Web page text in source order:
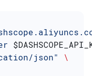
json"
\